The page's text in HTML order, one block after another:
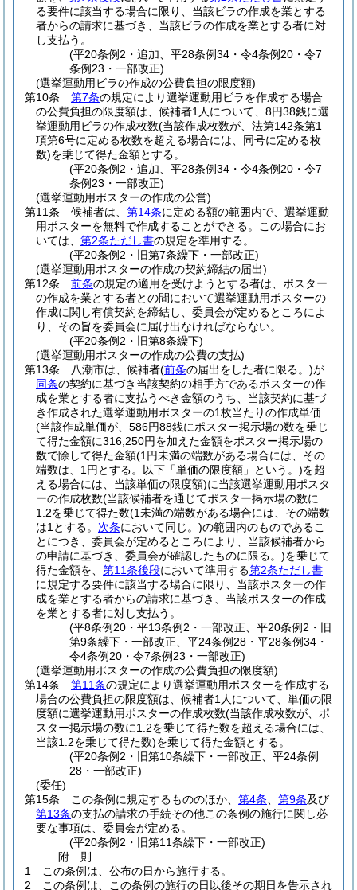
る要件に該当する場合に限り、当該ビラの作成を業とする
者からの請求に基づき、当該ビラの作成を業とする者に対
し支払う。
(平20条例2・追加、平28条例34・令4条例20・令7
条例23・一部改正)
(選挙運動用ビラの作成の公費負担の限度額)
第10条
第7条の規定により選挙運動用ビラを作成する場合
の公費負担の限度額は、候補者1人について、8円38銭に選
挙運動用ビラの作成枚数(当該作成枚数が、法第142条第1
項第6号に定める枚数を超える場合には、同号に定める枚
数)を乗じて得た金額とする。
(平20条例2・追加、平28条例34・令4条例20・令7
条例23・一部改正)
(選挙運動用ポスターの作成の公営)
第11条
候補者は、 第14条に定める額の範囲内で、選挙運動
用ポスターを無料で作成することができる。
この場合にお
いては、 第2条ただし書の規定を準用する。
(平20条例2・旧第7条繰下・一部改正)
(選挙運動用ポスターの作成の契約締結の届出)
第12条
前条の規定の適用を受けようとする者は、ポスター
の作成を業とする者との間において選挙運動用ポスターの
作成に関し有償契約を締結し、委員会が定めるところによ
り、その旨を委員会に届け出なければならない。
(平20条例2・旧第8条繰下)
(選挙運動用ポスターの作成の公費の支払)
第13条
八潮市は、候補者(前条の届出をした者に限る。)が
同条の契約に基づき当該契約の相手方であるポスターの作
成を業とする者に支払うべき金額のうち、当該契約に基づ
き作成された選挙運動用ポスターの1枚当たりの作成単価
(当該作成単価が、586円88銭にポスター掲示場の数を乗じ
て得た金額に316,250円を加えた金額をポスター掲示場の
数で除して得た金額(1円未満の端数がある場合には、その
端数は、1円とする。以下「単価の限度額」という。)を超
える場合には、当該単価の限度額)に当該選挙運動用ポスタ
ーの作成枚数(当該候補者を通じてポスター掲示場の数に
1.2を乗じて得た数(1未満の端数がある場合には、その端数
は1とする。 次条において同じ。)の範囲内のものであるこ
とにつき、委員会が定めるところにより、当該候補者から
の申請に基づき、委員会が確認したものに限る。)を乗じて
得た金額を、 第11条後段において準用する第2条ただし書
に規定する要件に該当する場合に限り、当該ポスターの作
成を業とする者からの請求に基づき、当該ポスターの作成
を業とする者に対し支払う。
(平8条例20・平13条例2・一部改正、平20条例2・旧
第9条繰下・一部改正、平24条例28・平28条例34・
令4条例20・令7条例23・一部改正)
(選挙運動用ポスターの作成の公費負担の限度額)
第14条
第11条の規定により選挙運動用ポスターを作成する
場合の公費負担の限度額は、候補者1人について、単価の限
度額に選挙運動用ポスターの作成枚数(当該作成枚数が、ポ
スター掲示場の数に1.2を乗じて得た数を超える場合には、
当該1.2を乗じて得た数)を乗じて得た金額とする。
(平20条例2・旧第10条繰下・一部改正、平24条例
28・一部改正)
(委任)
第15条
この条例に規定するもののほか、 第4条 第9条及び
第13条の支払の請求の手続その他この条例の施行に関し必
要な事項は、委員会が定める。
(平20条例2・旧第11条繰下・一部改正)
附 則
1
この条例は、公布の日から施行する。
2
この条例は、この条例の施行の日以後その期日を告示され